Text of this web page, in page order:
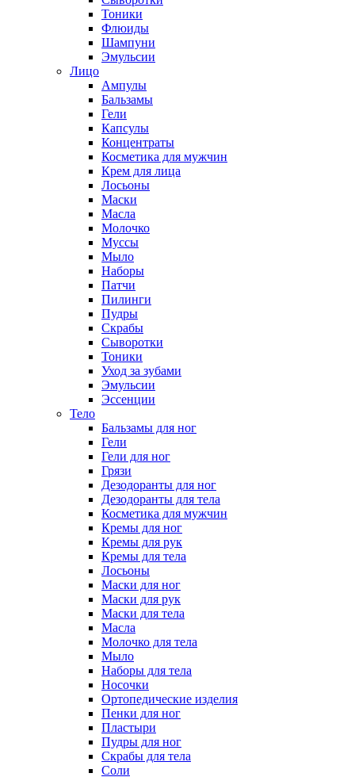
Тоники
Флюиды
Шампуни
Эмульсии
Лицо
Ампулы
Бальзамы
Гели
Капсулы
Концентраты
Косметика для мужчин
Крем для лица
Лосьоны
Маски
Масла
Молочко
Муссы
Мыло
Наборы
Патчи
Пилинги
Пудры
Скрабы
Сыворотки
Тоники
Уход за зубами
Эмульсии
Эссенции
Тело
Бальзамы для ног
Гели
Гели для ног
Грязи
Дезодоранты для ног
Дезодоранты для тела
Косметика для мужчин
Кремы для ног
Кремы для рук
Кремы для тела
Лосьоны
Маски для ног
Маски для рук
Маски для тела
Масла
Молочко для тела
Мыло
Наборы для тела
Носочки
Ортопедические изделия
Пенки для ног
Пластыри
Пудры для ног
Скрабы для тела
Соли